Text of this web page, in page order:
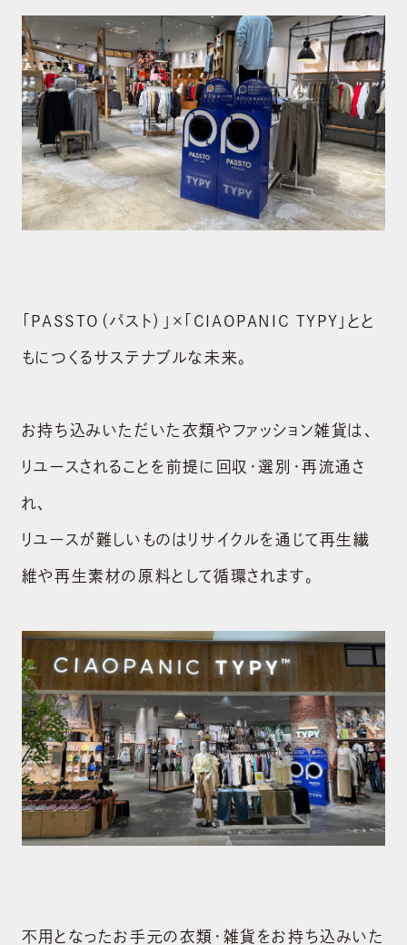
ABOUT US
会社概要
BRAND
ブランド
NEWS
ニュース
採用情報
「PASSTO（パスト）」×「CIAOPANIC TYPY」とと
もにつくるサステナブルな未来。
お持ち込みいただいた衣類やファッション雑貨は、
リユースされることを前提に回収・選別・再流通さ
れ、
リユースが難しいものはリサイクルを通じて再生繊
維や再⽣素材の原料として循環されます。
不用となったお手元の衣類・雑貨をお持ち込みいた